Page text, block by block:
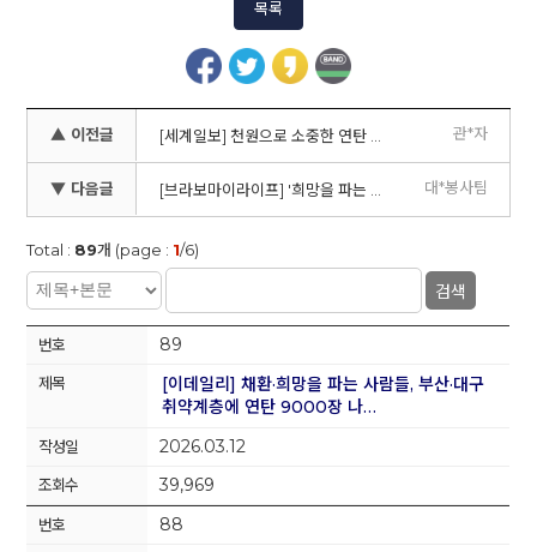
목록
▲ 이전글 관*자
▼ 다음글 대*봉사팀
Total : 89개 (page : 1/6)
검색
89
[이데일리] 채환·희망을 파는 사람들, 부산·대구
취약계층에 연탄 9000장 나…
2026.03.12
39,969
88